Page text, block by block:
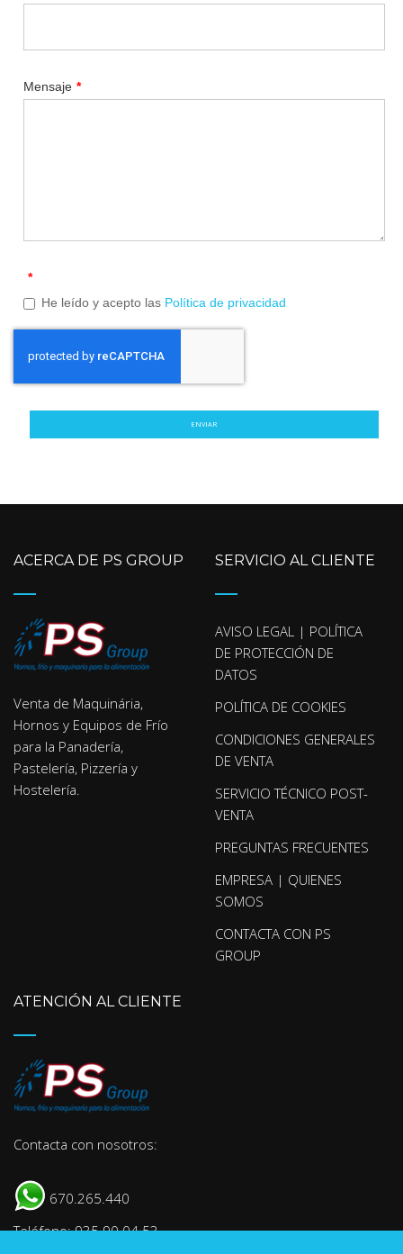
Mensaje *
*
He leído y acepto las Política de privacidad
ENVIAR
ACERCA DE PS GROUP
Venta de Maquinária,
Hornos y Equipos de Frío
para la Panadería,
Pastelería, Pizzería y
Hostelería.
SERVICIO AL CLIENTE
AVISO LEGAL | POLÍTICA
DE PROTECCIÓN DE
DATOS
POLÍTICA DE COOKIES
CONDICIONES GENERALES
DE VENTA
SERVICIO TÉCNICO POST-
VENTA
PREGUNTAS FRECUENTES
EMPRESA | QUIENES
SOMOS
CONTACTA CON PS
GROUP
ATENCIÓN AL CLIENTE
Contacta con nosotros:
670.265.440
Teléfono: 935 90 04 53